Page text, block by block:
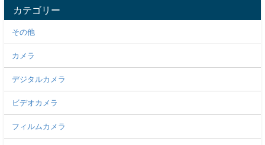
カテゴリー
その他
カメラ
デジタルカメラ
ビデオカメラ
フィルムカメラ